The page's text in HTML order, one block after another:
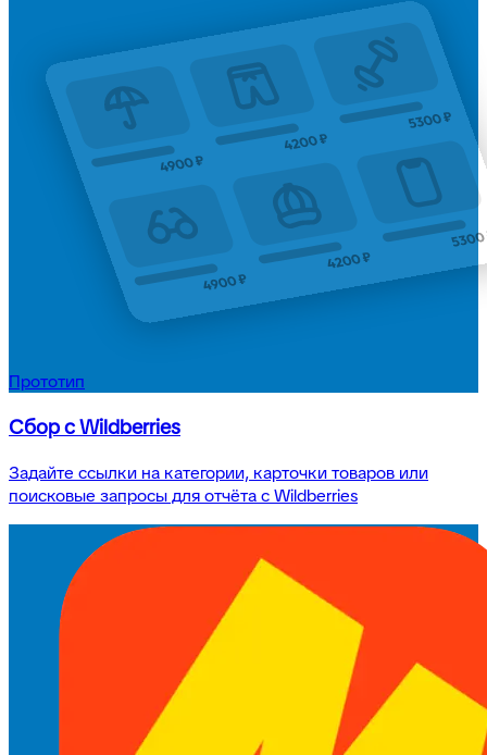
Прототип
Сбор с Wildberries
Задайте ссылки на категории, карточки товаров или
поисковые запросы для отчёта c Wildberries